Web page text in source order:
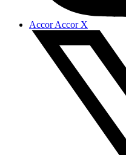
Accor Accor X